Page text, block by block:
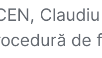
de